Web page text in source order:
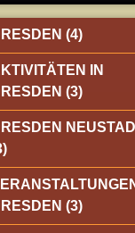
(4)
IN
(3)
(3)